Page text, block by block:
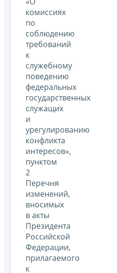
комиссиях
по
соблюдению
требований
к
служебному
поведению
федеральных
государственных
служащих
и
урегулированию
конфликта
интересов»,
пунктом
2
Перечня
изменений,
вносимых
в акты
Президента
Российской
Федерации,
прилагаемого
к